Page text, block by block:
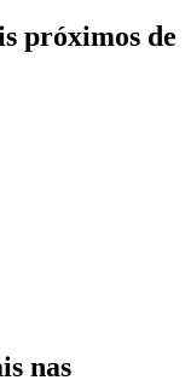
próximos de
nas